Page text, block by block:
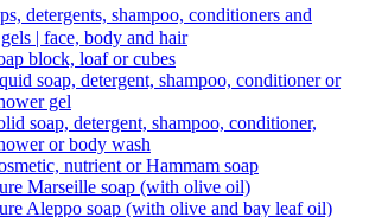
detergents, shampoo, conditioners and
| face, body and hair
block, loaf or cubes
soap, detergent, shampoo, conditioner or
gel
soap, detergent, shampoo, conditioner,
or body wash
nutrient or Hammam soap
Marseille soap (with olive oil)
Aleppo soap (with olive and bay leaf oil)